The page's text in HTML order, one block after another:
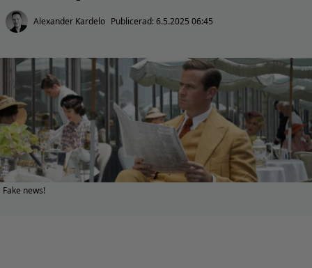
Alexander Kardelo Publicerad:6.5.2025 06:45
Fake news!